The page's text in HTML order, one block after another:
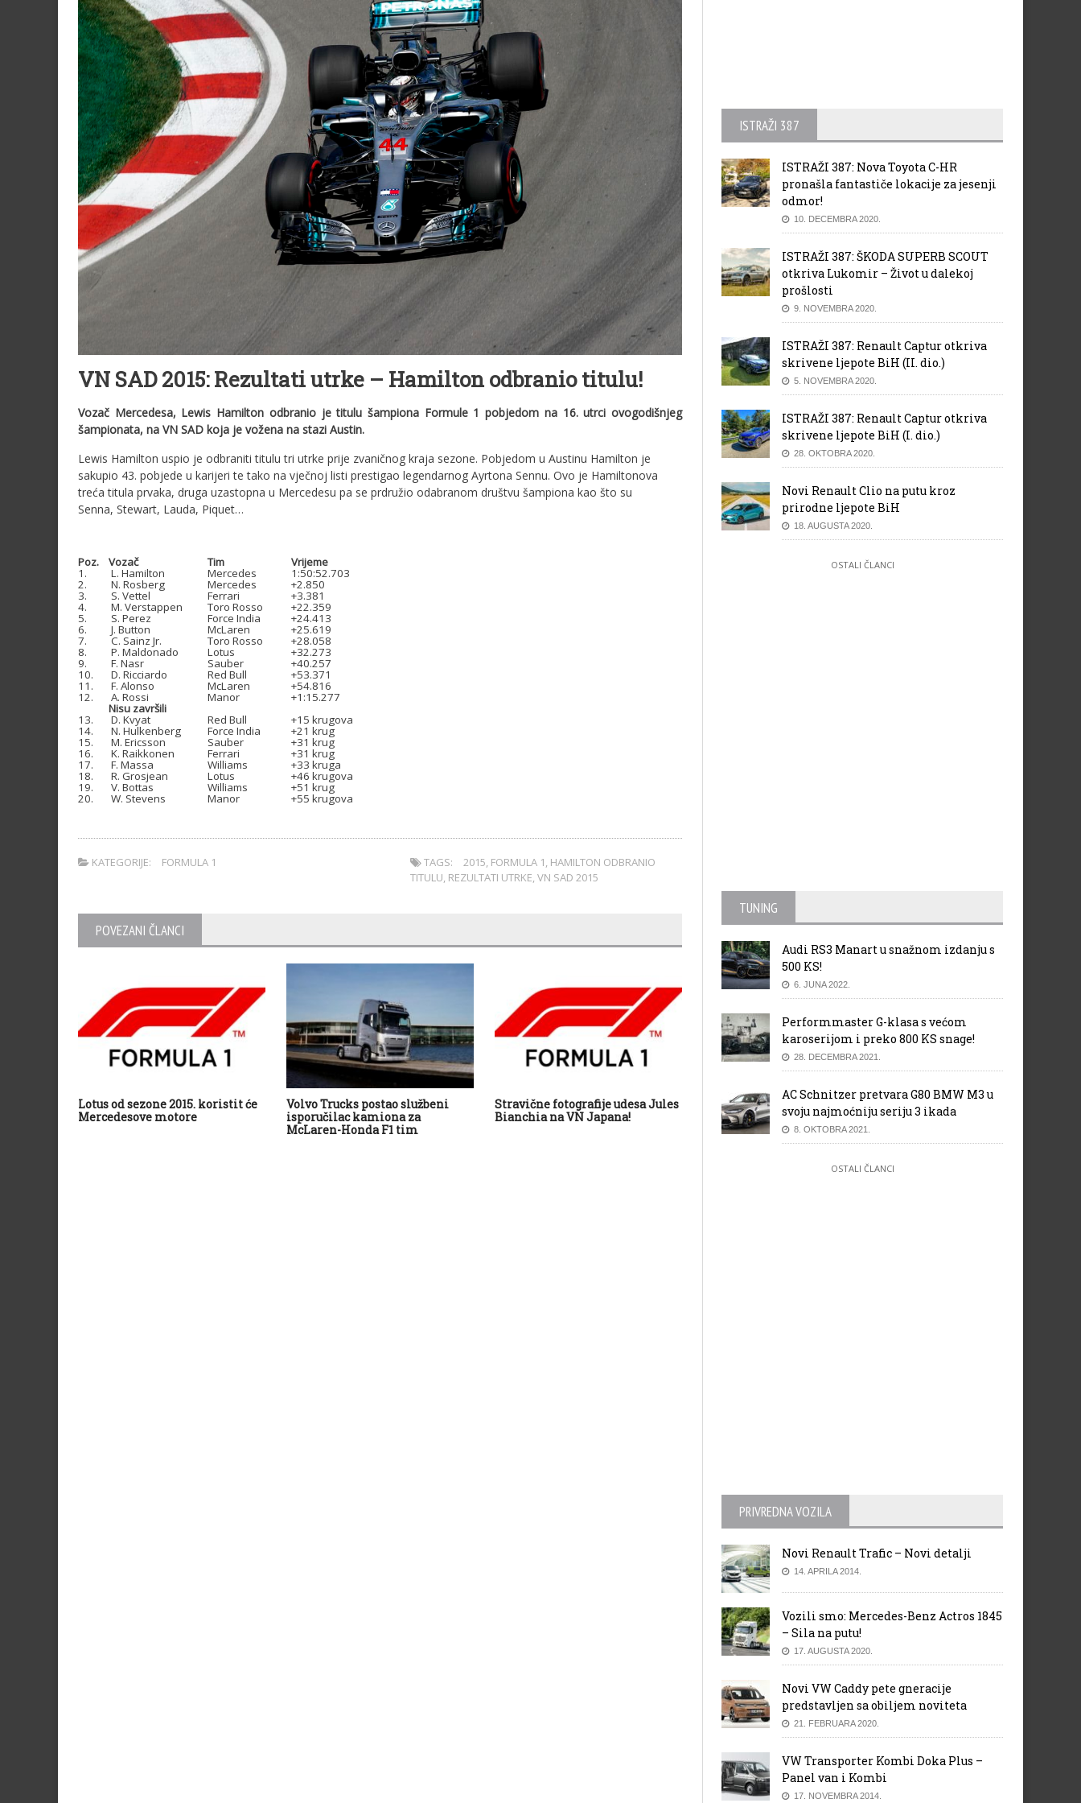
VN SAD 2015: Rezultati utrke – Hamilton odbranio titulu!
Vozač Mercedesa, Lewis Hamilton odbranio je titulu šampiona Formule 1 pobjedom na 16. utrci ovogodišnjeg
šampionata, na VN SAD koja je vožena na stazi Austin.
Lewis Hamilton uspio je odbraniti titulu tri utrke prije zvaničnog kraja sezone. Pobjedom u Austinu Hamilton je
sakupio 43. pobjede u karijeri te tako na vječnoj listi prestigao legendarnog Ayrtona Sennu. Ovo je Hamiltonova
treća titula prvaka, druga uzastopna u Mercedesu pa se prdružio odabranom društvu šampiona kao što su
Senna, Stewart, Lauda, Piquet…
Poz.
Vozač Tim Vrijeme
1. L. Hamilton Mercedes 1:50:52.703
2. N. Rosberg Mercedes +2.850
3. S. Vettel Ferrari +3.381
4. M. Verstappen Toro Rosso +22.359
5. S. Perez Force India +24.413
6. J. Button McLaren +25.619
7. C. Sainz Jr. Toro Rosso +28.058
8. P. Maldonado Lotus +32.273
9. F. Nasr Sauber +40.257
10. D. Ricciardo Red Bull +53.371
11. F. Alonso McLaren +54.816
12. A. Rossi Manor +1:15.277
Nisu završili
13. D. Kvyat Red Bull +15 krugova
14. N. Hulkenberg Force India +21 krug
15. M. Ericsson Sauber +31 krug
16. K. Raikkonen Ferrari +31 krug
17. F. Massa Williams +33 kruga
18. R. Grosjean Lotus +46 krugova
19. V. Bottas Williams +51 krug
20. W. Stevens Manor
+55 krugova
KATEGORIJE: FORMULA 1 TAGS: 2015, FORMULA 1, HAMILTON ODBRANIO
TITULU, REZULTATI UTRKE,VN SAD 2015
POVEZANI ČLANCI
Lotus od sezone 2015. koristit će
Mercedesove motore
Volvo Trucks postao službeni
isporučilac kamiona za
McLaren-Honda F1 tim
Stravične fotografije udesa Jules
Bianchia na VN Japana!
Ron Dennis nema uticaja na rad
Erica Boulliera
VN Britanije 2014: Rezultati 3.
slobodnog treninga
ISTRAŽI 387
ISTRAŽI 387: Nova Toyota C-HR
pronašla fantastiče lokacije za jesenji
odmor!
10. DECEMBRA 2020.
ISTRAŽI 387: ŠKODA SUPERB SCOUT
otkriva Lukomir – Život u dalekoj
prošlosti
9. NOVEMBRA 2020.
ISTRAŽI 387: Renault Captur otkriva
skrivene ljepote BiH (II. dio.)
5. NOVEMBRA 2020.
ISTRAŽI 387: Renault Captur otkriva
skrivene ljepote BiH (I. dio.)
28. OKTOBRA 2020.
Novi Renault Clio na putu kroz
prirodne ljepote BiH
18. AUGUSTA 2020.
OSTALI ČLANCI
TUNING
Audi RS3 Manart u snažnom izdanju s
500 KS!
6. JUNA 2022.
Performmaster G-klasa s većom
karoserijom i preko 800 KS snage!
28. DECEMBRA 2021.
AC Schnitzer pretvara G80 BMW M3 u
svoju najmoćniju seriju 3 ikada
8. OKTOBRA 2021.
OSTALI ČLANCI
PRIVREDNA VOZILA
Novi Renault Trafic – Novi detalji
14. APRILA 2014.
Vozili smo: Mercedes-Benz Actros 1845
– Sila na putu!
17. AUGUSTA 2020.
Novi VW Caddy pete gneracije
predstavljen sa obiljem noviteta
21. FEBRUARA 2020.
VW Transporter Kombi Doka Plus –
Panel van i Kombi
17. NOVEMBRA 2014.